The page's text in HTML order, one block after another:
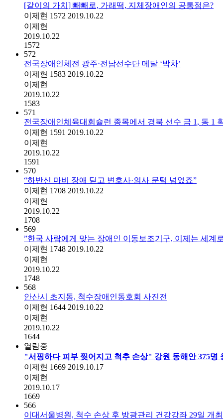
[같이의 가치] 빼빼로, 가래떡, 지체장애인의 공통점은?
이제현 1572 2019.10.22
이제현
2019.10.22
1572
572
전국장애인체전 광주·전남선수단 메달 ‘박차’
이제현 1583 2019.10.22
이제현
2019.10.22
1583
571
전국장애인체육대회슐런 종목에서 경북 선수 금 1, 동 1
이제현 1591 2019.10.22
이제현
2019.10.22
1591
570
“하반신 마비 장애 딛고 변호사·의사 문턱 넘었죠”
이제현 1708 2019.10.22
이제현
2019.10.22
1708
569
”한국 사람에게 맞는 장애인 이동보조기구, 이제는 세계
이제현 1748 2019.10.22
이제현
2019.10.22
1748
568
안산시 초지동, 척수장애인동호회 사진전
이제현 1644 2019.10.22
이제현
2019.10.22
1644
열람중
"서핑하다 피부 찢어지고 척추 손상" 강원 동해안 375명
이제현 1669 2019.10.17
이제현
2019.10.17
1669
566
이대서울병원, 척수 손상 후 방광관리 건강강좌 29일 개최